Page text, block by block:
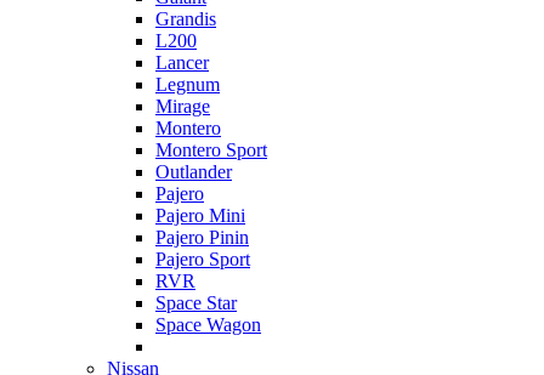
Grandis
L200
Lancer
Legnum
Mirage
Montero
Montero Sport
Outlander
Pajero
Pajero Mini
Pajero Pinin
Pajero Sport
RVR
Space Star
Space Wagon
Nissan